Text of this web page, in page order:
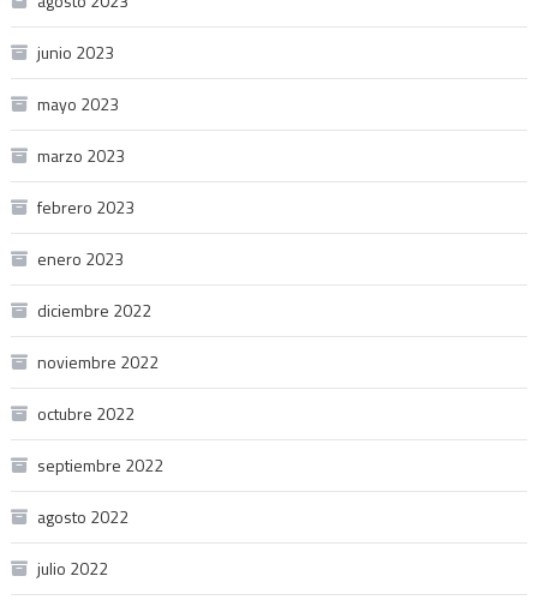
junio 2023
mayo 2023
marzo 2023
febrero 2023
enero 2023
diciembre 2022
noviembre 2022
octubre 2022
septiembre 2022
agosto 2022
julio 2022